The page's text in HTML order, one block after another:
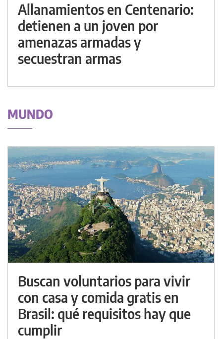
Allanamientos en Centenario:
detienen a un joven por
amenazas armadas y
secuestran armas
MUNDO
Buscan voluntarios para vivir
con casa y comida gratis en
Brasil: qué requisitos hay que
cumplir